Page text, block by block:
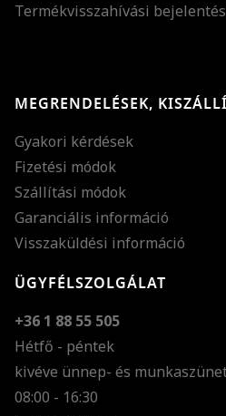
Termékvisszahívási
MEGRENDELÉSEK,
Gyakori kérdések
Fizetési módok
Szállítási módok
Garanciális információ
Visszaküldési információ
ÜGYFÉLSZOLGÁLAT
+36 1 88 55 505
Hétfő - péntek
kivéve ünnep- és
08:00 - 16:30